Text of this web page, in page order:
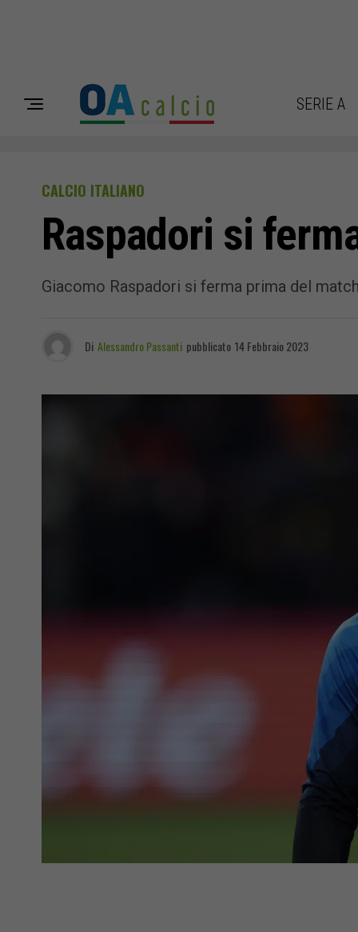
SERIE A
CALCIO ITALIANO
Raspadori si
Giacomo Raspadori si ferma prima del
Di Alessandro Passanti pubblicato 14 Febbraio 2023